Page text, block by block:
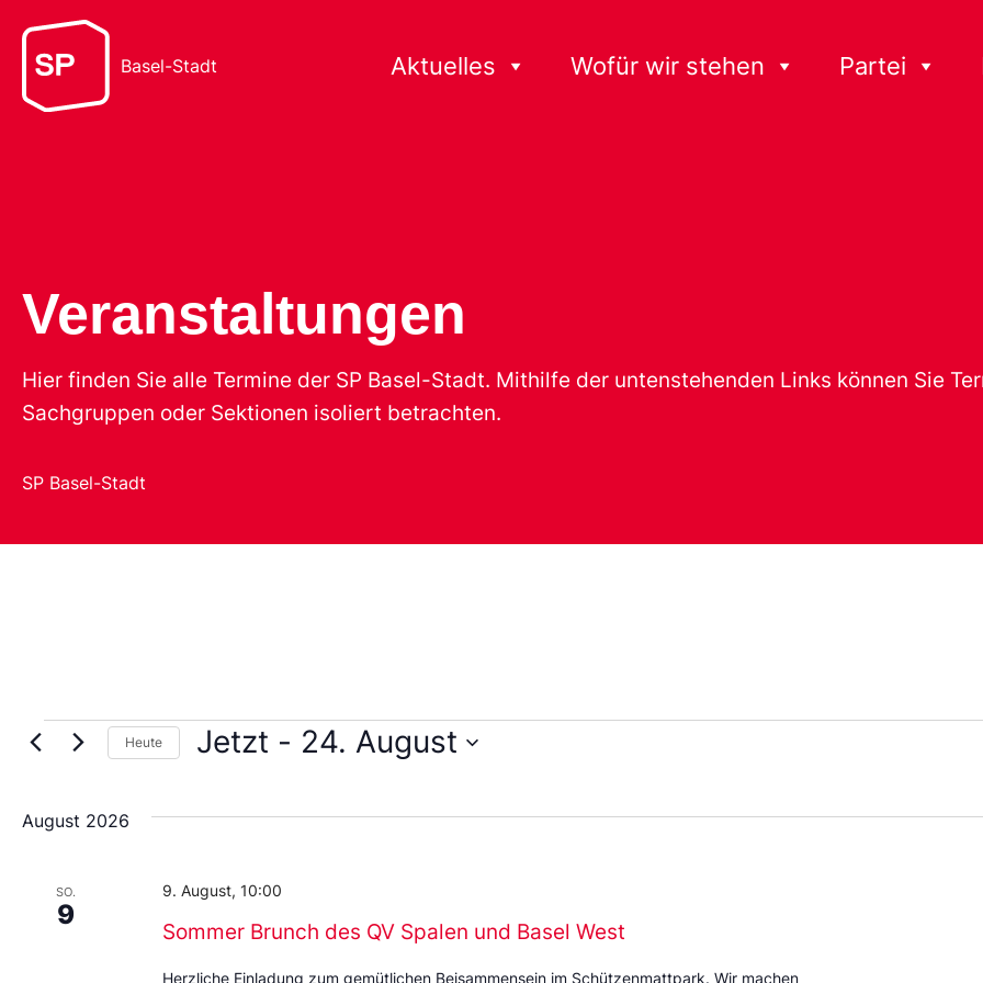
Basel-Stadt Aktuelles Wofür wir stehen Partei
Veranstaltungen
Hier finden Sie alle Termine der SP Basel-Stadt. Mithilfe der untenstehenden Links können Sie
Sachgruppen oder Sektionen isoliert betrachten.
SP Basel-Stadt
Heute Jetzt - 24. August
das
August 2026
SO.
9
Sommer Brunch des QV Spalen und Basel West
9. August, 10:00
Herzliche Einladung zum gemütlichen Beisammensein im Schützenmattpark. Wir machen